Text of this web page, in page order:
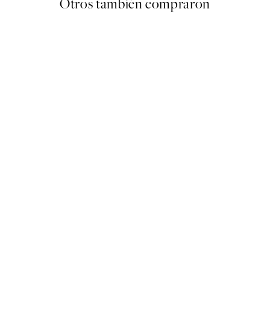
Otros también compraron